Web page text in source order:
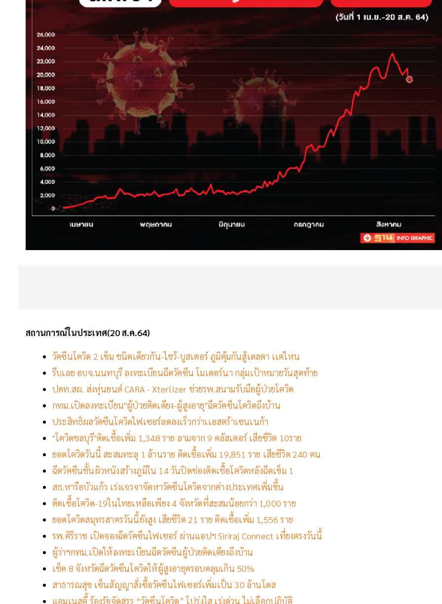
สถานการณ์ในประเทศ(20 ส.ค.64)
วัคซีนโควิด 2 เข็ม ชนิดเดียวกัน-ไขว้-บูสเตอร์ ภูมิคุ้มกันสู้เดลตา เเค่ไหน
รีบเลย อบจ.นนทบุรี ลงทะเบียนฉีดวัคซีน โมเดอร์นา กลุ่มเป้าหมายวันสุดท้าย
ปตท.สผ. ส่งหุ่นยนต์ CARA - Xterlizer ช่วยรพ.สนามรับมือผู้ป่วยโควิด
กทม.เปิดลงทะเบียน"ผู้ป่วยติดเตียง-ผู้สูงอายุ"ฉีดวัคซีนโควิดถึงบ้าน
ประสิทธิผลวัคซีนโควิดไฟเซอร์ลดลงเร็วกว่าเเอสตร้าเซนเนก้า
"โควิดชลบุรี"ติดเชื้อเพิ่ม 1,348 ราย ลามจาก 9 คลัสเตอร์ เสียชีวิต 10ราย
ยอดโควิดวันนี้ สะสมทะลุ 1 ล้านราย ติดเชื้อเพิ่ม 19,851 ราย เสียชีวิต 240 คน
ฉีดวัคซีนชั้นผิวหนังสร้างภูมิใน 14 วันปิดช่องติดเชื้อโควิดหลังฉีดเข็ม 1
สธ.หารือบัวแก้ว เร่งเจรจาจัดหาวัคซีนโควิดจากต่างประเทศเพิ่มขึ้น
ติดเชื้อโควิด-19ในไทยเหลือเพียง 4 จังหวัดที่สะสมน้อยกว่า 1,000 ราย
ยอดโควิดสมุทรสาครวันนี้ยังสูง เสียชีวิต 21 ราย ติดเชื้อเพิ่ม 1,556 ราย
รพ.ศิริราช เปิดจองฉีดวัคซีนไฟเซอร์ ผ่านแอปฯ Siriraj Connect เที่ยงตรงวันนี้
ผู้ว่าฯกทม.เปิดให้ลงทะเบียนฉีดวัคซีนผู้ป่วยติดเตียงถึงบ้าน
เช็ค 8 จังหวัดฉีดวัคซีนโควิดให้ผู้สูงอายุครอบคลุมเกิน 50%
สาธารณสุข เซ็นสัญญาสั่งซื้อวัคซีนไฟเซอร์เพิ่มเป็น 30 ล้านโดส
แอมเนสตี้ ร้องรัฐจัดสรร “วัคซีนโควิด” โปร่งใส เร่งด่วน ไม่เลือกปฏิบัติ